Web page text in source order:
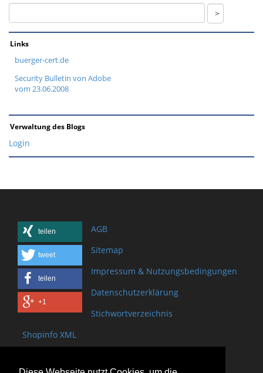
Links
buerger-cert.de
Security Bulletin von Adobe
vom 23.06.2008
Verwaltung des Blogs
Login
teilen
tweet
teilen
+1
AGB
Sitemap
Impressum & Nutzungsbedingungen
Datenschutzerklärung
Stichwortverzeichnis
Shopinfo XML